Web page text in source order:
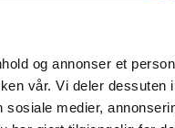
og annonser et
vår. Vi deler dessuten
medier,